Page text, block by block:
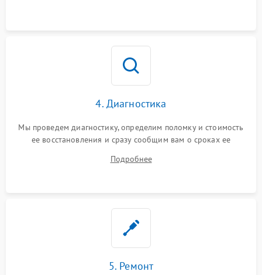
4. Диагностика
Мы проведем диагностику, определим поломку и стоимость
ее восстановления и сразу сообщим вам о сроках ее
Подробнее
5. Ремонт